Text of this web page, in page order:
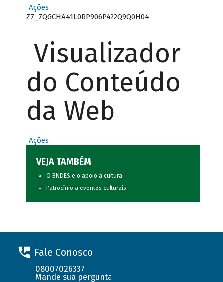
Ações
Z7_7QGCHA41L0RP906P422Q9Q0H04
Visualizador
do Conteúdo
da Web
Ações
VEJA TAMBÉM
O BNDES e o apoio à cultura
Patrocínio a eventos culturais
Fale Conosco
08007026337
Mande sua pergunta